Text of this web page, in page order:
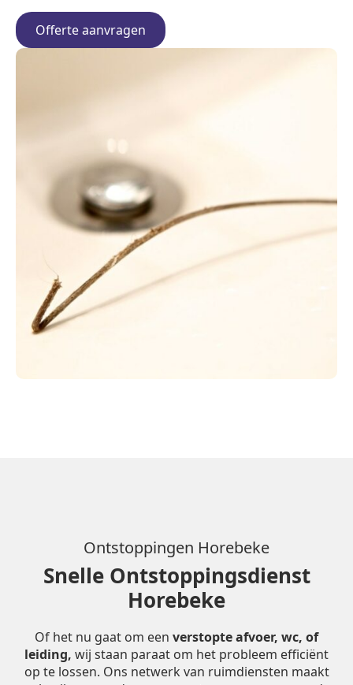
Offerte aanvragen
Ontstoppingen Horebeke
Snelle Ontstoppingsdienst
Horebeke
Of het nu gaat om een verstopte afvoer, wc, of
leiding, wij staan paraat om het probleem efficiënt
op te lossen. Ons netwerk van ruimdiensten maakt